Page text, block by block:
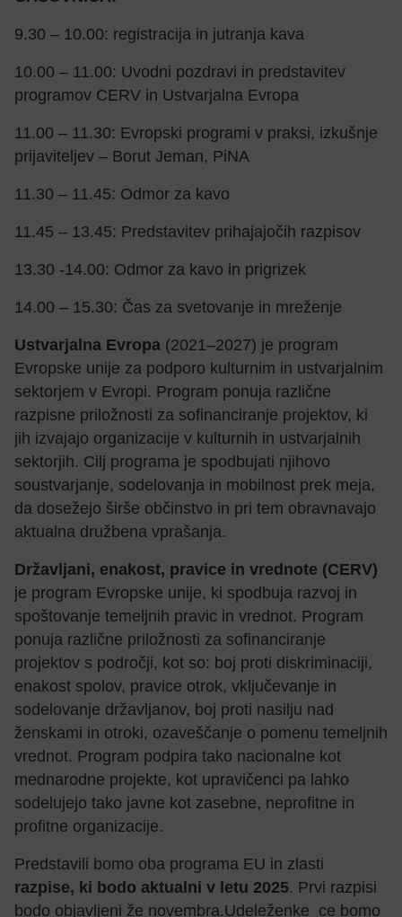
9.30 – 10.00: registracija in jutranja kava
10.00 – 11.00: Uvodni pozdravi in predstavitev
programov CERV in Ustvarjalna Evropa
11.00 – 11.30: Evropski programi v praksi, izkušnje
prijaviteljev – Borut Jeman, PiNA
11.30 – 11.45: Odmor za kavo
11.45 – 13.45: Predstavitev prihajajočih razpisov
13.30 -14.00: Odmor za kavo in prigrizek
14.00 – 15.30: Čas za svetovanje in mreženje
Ustvarjalna Evropa (2021–2027) je program
Evropske unije za podporo kulturnim in ustvarjalnim
sektorjem v Evropi. Program ponuja različne
razpisne priložnosti za sofinanciranje projektov, ki
jih izvajajo organizacije v kulturnih in ustvarjalnih
sektorjih. Cilj programa je spodbujati njihovo
soustvarjanje, sodelovanja in mobilnost prek meja,
da dosežejo širše občinstvo in pri tem obravnavajo
aktualna družbena vprašanja.
Državljani, enakost, pravice in vrednote (CERV)
je program Evropske unije, ki spodbuja razvoj in
spoštovanje temeljnih pravic in vrednot. Program
ponuja različne priložnosti za sofinanciranje
projektov s področji, kot so: boj proti diskriminaciji,
enakost spolov, pravice otrok, vključevanje in
sodelovanje državljanov, boj proti nasilju nad
ženskami in otroki, ozaveščanje o pomenu temeljnih
vrednot. Program podpira tako nacionalne kot
mednarodne projekte, kot upravičenci pa lahko
sodelujejo tako javne kot zasebne, neprofitne in
profitne organizacije.
Predstavili bomo oba programa EU in zlasti
razpise, ki bodo aktualni v letu 2025. Prvi razpisi
bodo objavljeni že novembra.Udeleženke_ce bomo